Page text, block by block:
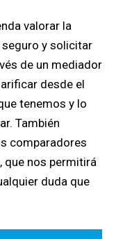
valorar la
y solicitar
de un mediador
desde el
tenemos y lo
También
comparadores
que nos permitirá
duda que